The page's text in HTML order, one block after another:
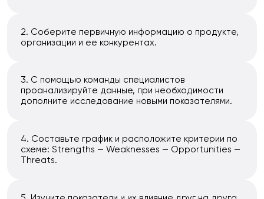
Соберите первичную информацию о продукте,
организации и ее конкурентах.
С помощью команды специалистов
проанализируйте данные, при необходимости
дополните исследование новыми показателями.
Составьте график и расположите критерии по
схеме: Strengths — Weaknesses — Opportunities —
Threats.